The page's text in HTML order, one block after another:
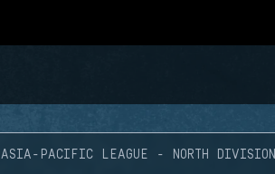
ASIA-PACIFIC LEAGUE - NORTH DIVISION